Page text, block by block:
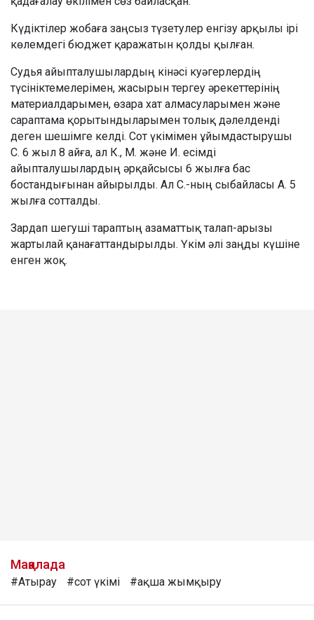
Күдіктілер жобаға заңсыз түзетулер енгізу арқылы ірі
көлемдегі бюджет қаражатын қолды қылған.
Судья айыпталушылардың кінәсі куәгерлердің
түсініктемелерімен, жасырын тергеу әрекеттерінің
материалдарымен, өзара хат алмасуларымен және
сараптама қорытындыларымен толық дәлелденді
деген шешімге келді. Сот үкімімен ұйымдастырушы
С. 6 жыл 8 айға, ал К., М. және И. есімді
айыпталушылардың әрқайсысы 6 жылға бас
бостандығынан айырылды. Ал С.-ның сыбайласы А. 5
жылға сотталды.
Зардап шегуші тараптың азаматтық талап-арызы
жартылай қанағаттандырылды. Үкім әлі заңды күшіне
енген жоқ.
Мақалада
#Атырау #сот үкімі #ақша жымқыру